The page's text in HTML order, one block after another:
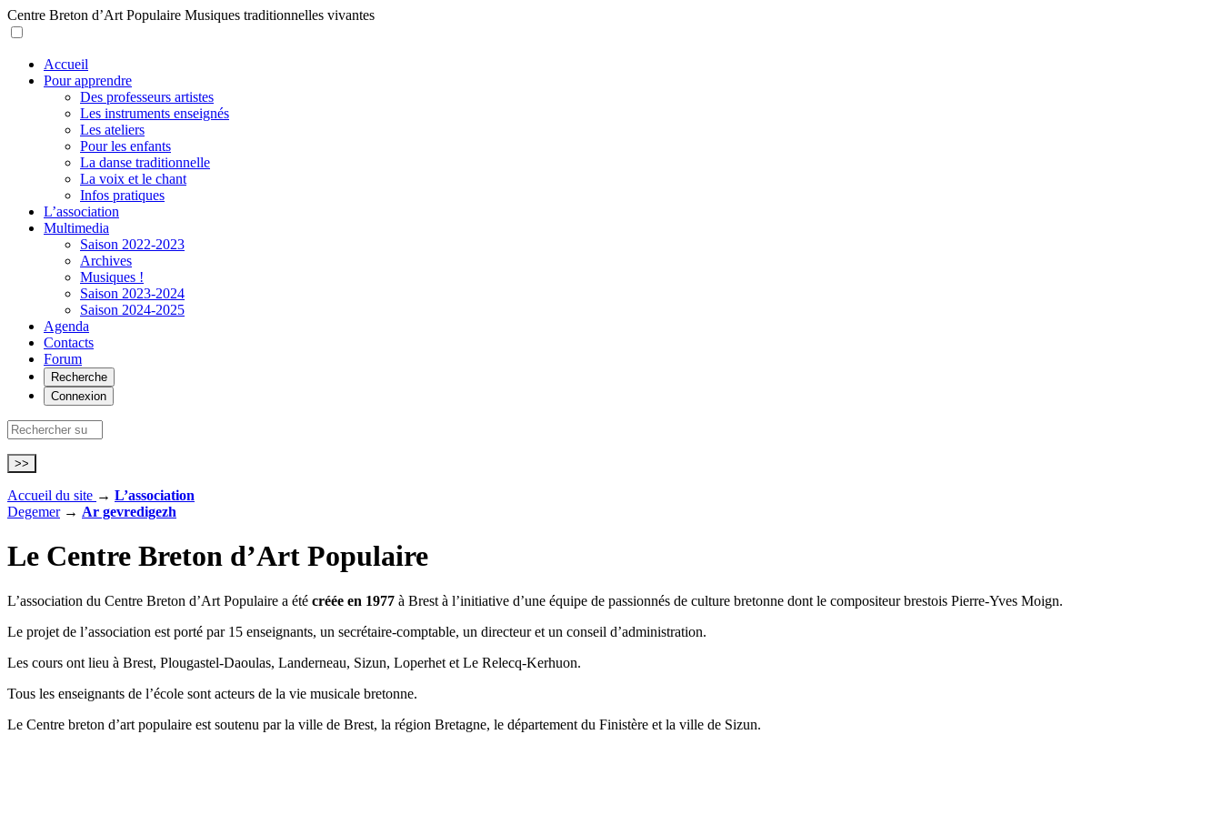
Centre Breton d’Art Populaire Musiques traditionnelles vivantes
Accueil
Pour apprendre
Des professeurs artistes
Les instruments enseignés
Les ateliers
Pour les enfants
La danse traditionnelle
La voix et le chant
Infos pratiques
L’association
Multimedia
Saison 2022-2023
Archives
Musiques !
Saison 2023-2024
Saison 2024-2025
Agenda
Contacts
Forum
Recherche
Connexion
Accueil du site → L’association
Degemer → Ar gevredigezh
Le Centre Breton d’Art Populaire
L’association du Centre Breton d’Art Populaire a été créée en 1977 à Brest à l’initiative d’une équipe de passionnés de culture bretonne dont le compositeur brestois Pierre-Yves Moign.
Le projet de l’association est porté par 15 enseignants, un secrétaire-comptable, un directeur et un conseil d’administration.
Les cours ont lieu à Brest, Plougastel-Daoulas, Landerneau, Sizun, Loperhet et Le Relecq-Kerhuon.
Tous les enseignants de l’école sont acteurs de la vie musicale bretonne.
Le Centre breton d’art populaire est soutenu par la ville de Brest, la région Bretagne, le département du Finistère et la ville de Sizun.